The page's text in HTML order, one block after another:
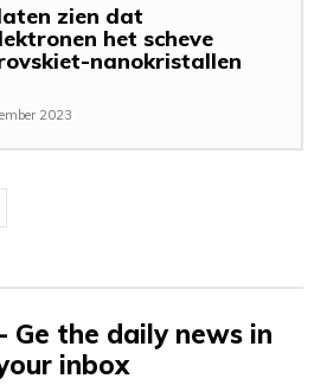
zien dat
het scheve
nanokristallen
2023
Ge the daily news in
inbox